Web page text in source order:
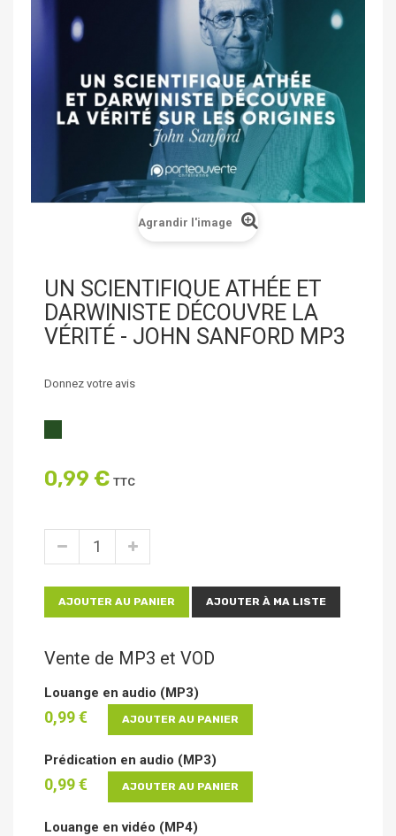
Agrandir l'image
UN SCIENTIFIQUE ATHÉE ET
DARWINISTE DÉCOUVRE LA
VÉRITÉ - JOHN SANFORD MP3
Donnez votre avis
0,99 € TTC
AJOUTER AU PANIER AJOUTER À MA LISTE
Vente de MP3 et VOD
Louange en audio (MP3)
0,99 € AJOUTER AU PANIER
Prédication en audio (MP3)
0,99 € AJOUTER AU PANIER
Louange en vidéo (MP4)